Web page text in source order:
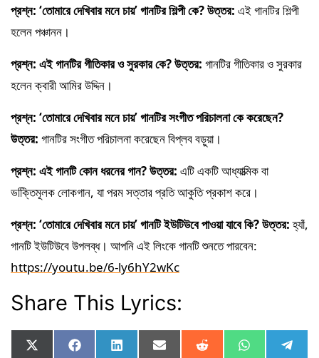
প্রশ্ন: ‘তোমারে দেখিবার মনে চায়’ গানটির শিল্পী কে?উত্তর: এই গানটির শিল্পী
হলেন পঞ্চানন।
প্রশ্ন: এই গানটির গীতিকার ও সুরকার কে?উত্তর: গানটির গীতিকার ও সুরকার
হলেন ক্বারী আমির উদ্দিন।
প্রশ্ন: ‘তোমারে দেখিবার মনে চায়’ গানটির সংগীত পরিচালনা কে করেছেন?
উত্তর: গানটির সংগীত পরিচালনা করেছেন বিপ্লব বড়ুয়া।
প্রশ্ন: এই গানটি কোন ধরনের গান?উত্তর: এটি একটি আধ্যাত্মিক বা
ভক্তিিমূলক লোকগান, যা পরম সত্তার প্রতি আকুতি প্রকাশ করে।
প্রশ্ন: ‘তোমারে দেখিবার মনে চায়’ গানটি ইউটিউবে পাওয়া যাবে কি?উত্তর: হ্যাঁ,
https://youtu.be/6-ly6hY2wKc
Share This Lyrics:
Share
X
Share
F
Share
L
Share
E
Share
R
Share
W